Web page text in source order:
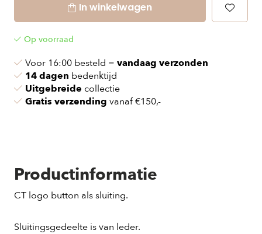
In winkelwagen
Op voorraad
Voor 16:00 besteld = vandaag verzonden
14 dagen bedenktijd
Uitgebreide collectie
Gratis verzending vanaf €150,-
Productinformatie
CT logo button als sluiting.
Sluitingsgedeelte is van leder.